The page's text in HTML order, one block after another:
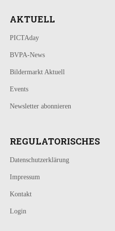
AKTUELL
PICTAday
BVPA-News
Bildermarkt Aktuell
Events
Newsletter abonnieren
REGULATORISCHES
Datenschutzerklärung
Impressum
Kontakt
Login